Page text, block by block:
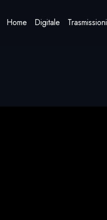
Home Digitale Trasmissioni